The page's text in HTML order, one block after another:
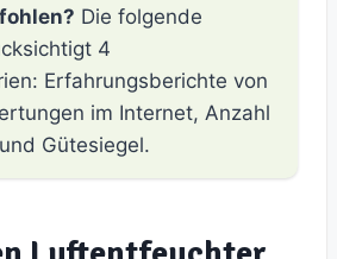
Die folgende
4
Erfahrungsberichte von
im Internet, Anzahl
Gütesiegel.